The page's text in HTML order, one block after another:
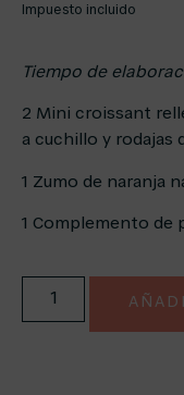
Impuesto incluido
Tiempo de
2 Mini croissant
a cuchillo y rodajas
1 Zumo de naranja
1 Complemento de